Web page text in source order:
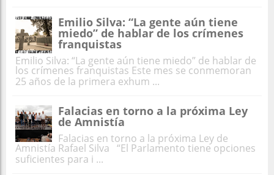
Emilio Silva: “La gente aún tiene
miedo” de hablar de los crímenes
franquistas
Emilio Silva: “La gente aún tiene miedo” de hablar de
los crímenes franquistas Este mes se conmemoran
25 años de la primera exhum ...
Falacias en torno a la próxima Ley
de Amnistía
Falacias en torno a la próxima Ley de
Amnistía Rafael Silva “El Parlamento tiene opciones
suficientes para i ...